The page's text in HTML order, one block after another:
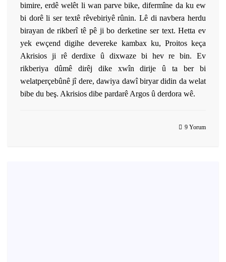
bimire, erdê welêt li wan parve bike, difermîne da ku ew
bi dorê li ser textê rêvebiriyê rûnin. Lê di navbera herdu
birayan de rikberî tê pê ji bo derketine ser text. Hetta ev
yek ewçend digihe devereke kambax ku, Proitos keça
Akrisios ji rê derdixe û dixwaze bi hev re bin. Ev
rikberiya dûmê dirêj dike xwîn dirije û ta ber bi
welatperçebûnê jî dere, dawiya dawî biryar didin da welat
bibe du beş. Akrisios dibe pardarê Argos û derdora wê.
9 Yorum